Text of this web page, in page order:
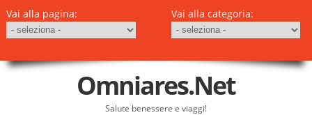
Vai alla pagina: Vai alla categoria:
Omniares.net
Salute benessere e viaggi!